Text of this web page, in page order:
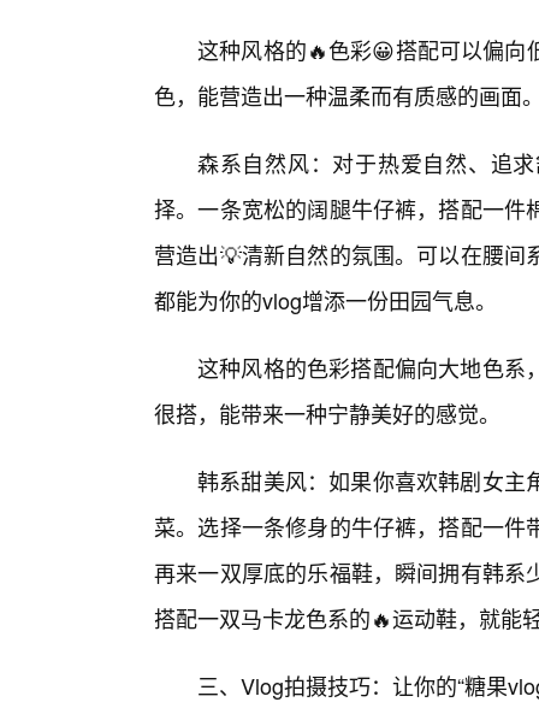
这种风格的🔥色彩😀搭配可以偏向
色，能营造出一种温柔而有质感的画面
森系自然风：对于热爱自然、追
择。一条宽松的阔腿牛仔裤，搭配一
营造出💡清新自然的氛围。可以在腰
都能为你的vlog增添一份田园气息。
这种风格的色彩搭配偏向大地色系
很搭，能带来一种宁静美好的感觉。
韩系甜美风：如果你喜欢韩剧女主
菜。选择一条修身的牛仔裤，搭配一
再来一双厚底的乐福鞋，瞬间拥有韩
搭配一双马卡龙色系的🔥运动鞋，就能
三、Vlog拍摄技巧：让你的“糖果